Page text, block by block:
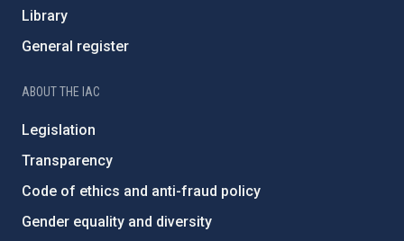
Library
General register
ABOUT THE IAC
Legislation
Transparency
Code of ethics and anti-fraud policy
Gender equality and diversity